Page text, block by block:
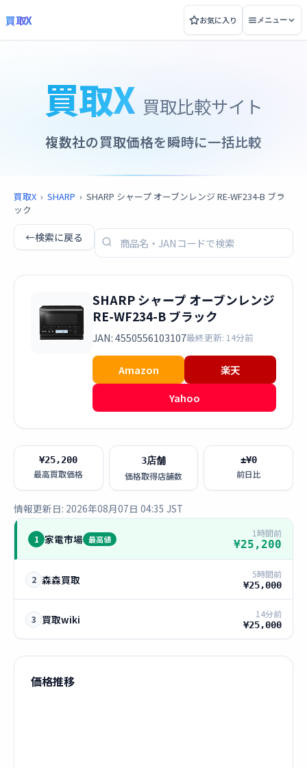
買取X お気に入り メニュー
買取X 買取比較サイト
複数社の買取価格を瞬時に一括比較
買取X › SHARP › SHARP シャープ オーブンレンジ RE-WF234-B ブラ
ック
←検索に戻る
SHARP シャープ オーブンレンジ
RE-WF234-B ブラック
JAN: 4550556103107最終更新: 14分前
Amazon
楽天
Yahoo
¥25,200
最高買取価格
3店舗
価格取得店舗数
±¥0
前日比
情報更新日: 2026年08月07日 04:35 JST
1 家電市場 最高値
1時間前
¥25,200
2 森森買取 5時間前
¥25,000
3 買取wiki 14分前
¥25,000
価格推移